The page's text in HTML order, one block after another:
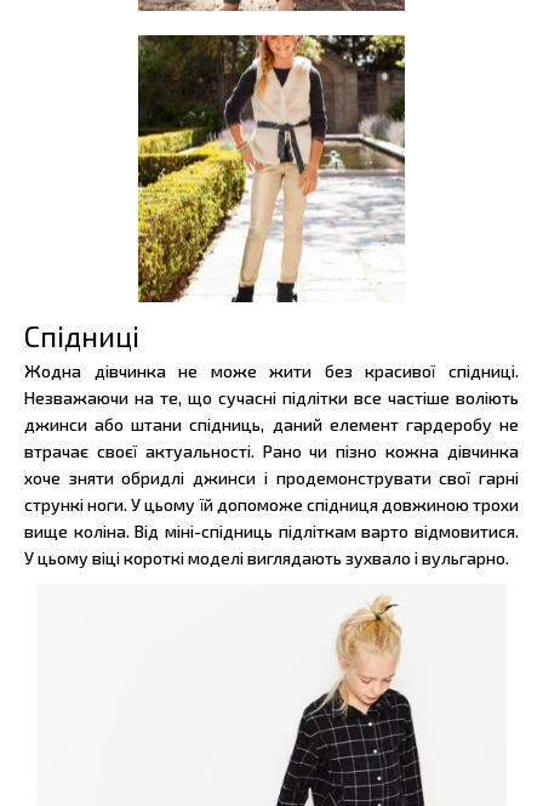
Спідниці
Жодна дівчинка не може жити без красивої спідниці.
Незважаючи на те, що сучасні підлітки все частіше воліють
джинси або штани спідниць, даний елемент гардеробу не
втрачає своєї актуальності. Рано чи пізно кожна дівчинка
хоче зняти обридлі джинси і продемонструвати свої гарні
стрункі ноги. У цьому їй допоможе спідниця довжиною трохи
вище коліна. Від міні-спідниць підліткам варто відмовитися.
У цьому віці короткі моделі виглядають зухвало і вульгарно.